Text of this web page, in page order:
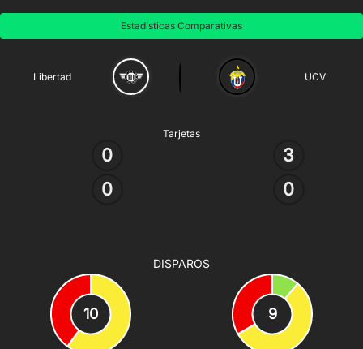
Estadísticas Comparativas
Libertad UCV
Tarjetas
0
0
3
0
DISPAROS
10 9